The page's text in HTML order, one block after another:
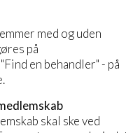
med og uden
på
en behandler" - på
skal ske ved